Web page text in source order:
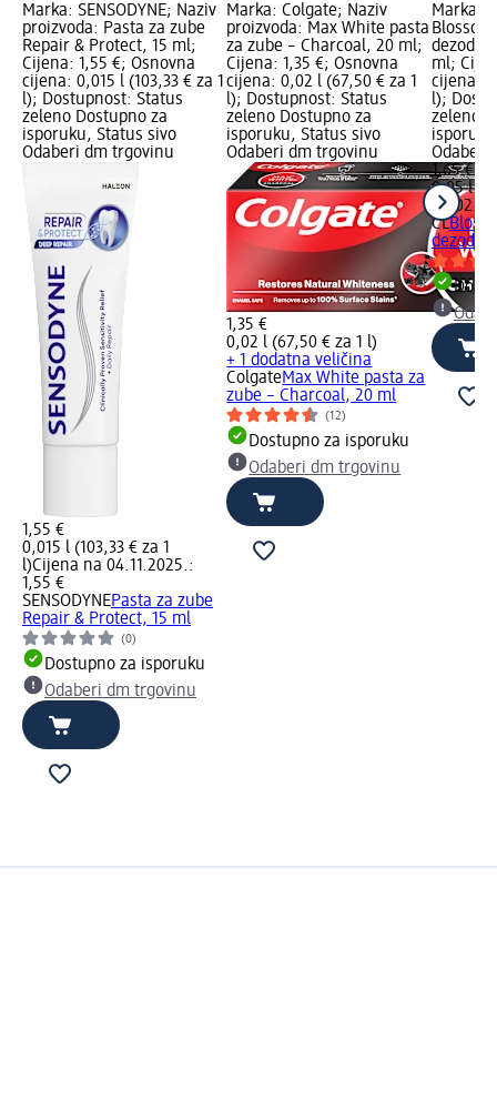
Marka: SENSODYNE; Naziv
proizvoda: Pasta za zube
Repair & Protect, 15 ml;
Cijena: 1,55 €; Osnovna
cijena: 0,015 l (103,33 € za 1
l); Dostupnost: Status
zeleno Dostupno za
isporuku, Status sivo
Odaberi dm trgovinu
1,55 €
0,015 l (103,33 € za 1
l)Cijena na 04.11.2025.:
1,55 €
SENSODYNEPasta za zube
Repair & Protect, 15 ml
(0)
Dostupno za isporuku
Odaberi dm trgovinu
Marka: Colgate; Naziv
proizvoda: Max White pasta
za zube – Charcoal, 20 ml;
Cijena: 1,35 €; Osnovna
cijena: 0,02 l (67,50 € za 1
l); Dostupnost: Status
zeleno Dostupno za
isporuku, Status sivo
Odaberi dm trgovinu
1,35 €
0,02 l (67,50 € za 1 l)
+ 1 dodatna veličina
ColgateMax White pasta za
zube – Charcoal, 20 ml
(12)
Dostupno za isporuku
Odaberi dm trgovinu
Marka:
ml;
cijena:
l);
zeleno
Odaberi
1,65 €
0,05 l
na
CL